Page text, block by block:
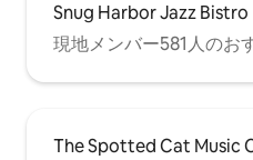
Snug Harbor Jazz Bistro
現地メンバー581人のお
The Spotted Cat Music